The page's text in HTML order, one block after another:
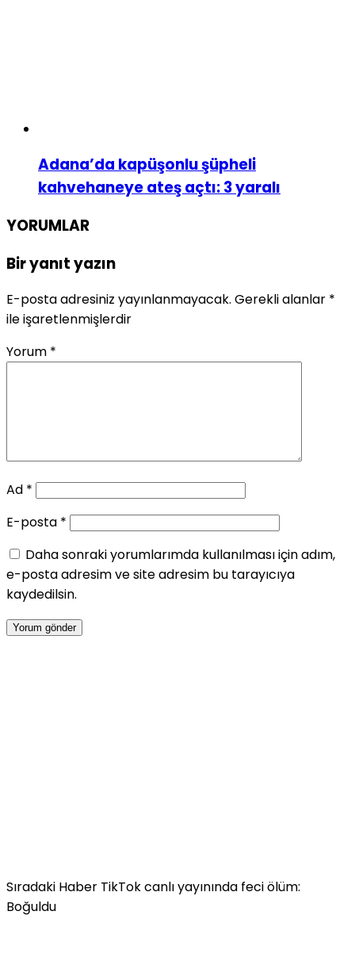
Adana’da kapüşonlu şüpheli
kahvehaneye ateş açtı: 3 yaralı
YORUMLAR
Bir yanıt yazın
E-posta adresiniz yayınlanmayacak. Gerekli alanlar *
ile işaretlenmişlerdir
Yorum *
Ad *
E-posta *
Daha sonraki yorumlarımda kullanılması için adım,
e-posta adresim ve site adresim bu tarayıcıya
kaydedilsin.
Sıradaki Haber TikTok canlı yayınında feci ölüm:
Boğuldu